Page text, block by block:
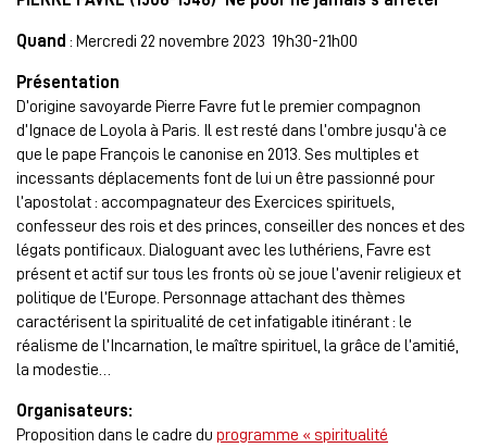
Quand : Mercredi 22 novembre 2023 19h30-21h00
Présentation
D’origine savoyarde Pierre Favre fut le premier compagnon
d’Ignace de Loyola à Paris. Il est resté dans l’ombre jusqu’à ce
que le pape François le canonise en 2013. Ses multiples et
incessants déplacements font de lui un être passionné pour
l’apostolat : accompagnateur des Exercices spirituels,
confesseur des rois et des princes, conseiller des nonces et des
légats pontificaux. Dialoguant avec les luthériens, Favre est
présent et actif sur tous les fronts où se joue l’avenir religieux et
politique de l’Europe. Personnage attachant des thèmes
caractérisent la spiritualité de cet infatigable itinérant : le
réalisme de l’Incarnation, le maître spirituel, la grâce de l’amitié,
la modestie…
Organisateurs:
Proposition dans le cadre du programme « spiritualité